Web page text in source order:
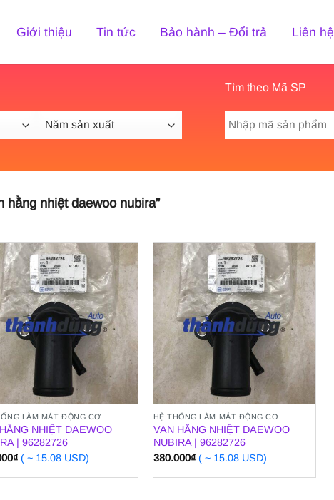
Giới thiệu Tin tức Bảo hành – Đổi trả Liên hệ
Tìm theo Mã SP
Tìm
hằng nhiệt daewoo nubira”
LÀM MÁT ĐỘNG CƠ
NHIỆT DAEWOO
| 96282726
₫ ( ~ 15.08 USD)
HỆ THỐNG LÀM MÁT ĐỘNG CƠ
VAN HẰNG NHIỆT DAEWOO
NUBIRA | 96282726
380.000₫ ( ~ 15.08 USD)